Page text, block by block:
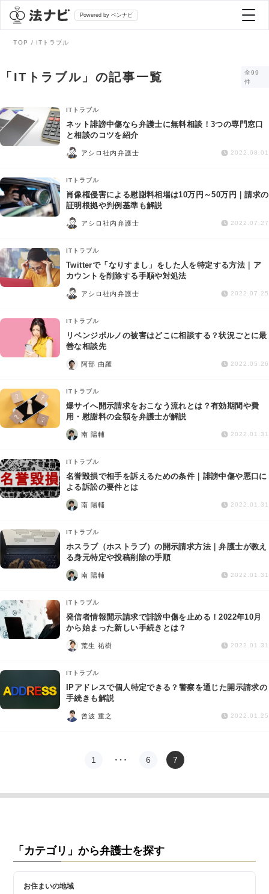
Powered by ベンナビ
全て
法律相談
債務整理
交通事故
労働問題
債権回収
IT・ネット
資金調達
企業法務
弁護士を探す
おすすめ弁護士診断
AI Search Premium
掲載をご検討の弁護士の方へ
TOP ITトラブル
「ITトラブル」の記事一覧
全99
件
ITトラブル
ネット誹謗中傷なら弁護士に無料相談！3つの専門窓口
と相談のコツを紹介
アシロ社内弁護士 2022.08.01
ITトラブル
肖像権侵害による慰謝料相場は10万円～50万円｜請求の
証明根拠や判例基準も解説
アシロ社内弁護士 2022.07.27
ITトラブル
Twitterで「なりすまし」をした人を特定する方法｜ア
カウントを削除する手順や対処法
アシロ社内弁護士 2022.07.25
ITトラブル
リベンジポルノの被害はどこに相談する？状況ごとに最
善な相談先
阿部 由羅 2022.05.26
ITトラブル
爆サイへ開示請求をおこなう流れとは？有効期間や費
用・慰謝料の金額を弁護士が解説
南 陽輔 2022.01.31
ITトラブル
名誉毀損で相手を訴えるための条件｜誹謗中傷や悪口に
よる訴訟の要件とは
南 陽輔 2022.01.31
ITトラブル
ホスラブ（ホストラブ）の開示請求方法｜弁護士が教え
る身元特定や投稿削除の手順
南 陽輔 2022.01.31
ITトラブル
発信者情報開示請求で誹謗中傷を止める！2022年10月
から始まった新しい手続きとは？
荒生 祐樹 2022.01.31
ITトラブル
IPアドレスで個人特定できる？警察を通じた開示請求の
手続きも解説
曾波 重之 2022.01.25
1 … 6 7
「カテゴリ」から弁護士を探す
お住まいの地域